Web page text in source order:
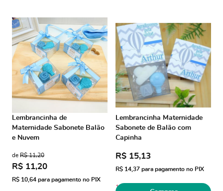
Lembrancinha de
Maternidade Sabonete Balão
e Nuvem
de R$ 11,20
R$ 11,20
R$ 10,64 para pagamento no PIX
Lembrancinha Maternidade
Sabonete de Balão com
Capinha
1
R$ 15,13
R$ 14,37 para pagamento no PIX